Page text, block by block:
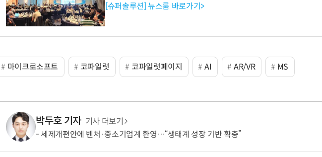
[슈퍼솔루션] 뉴스룸 바로가기>
마이크로소프트 코파일럿 코파일럿페이지 AI AR/VR MS
박두호 기자 기사 더보기
세제개편안에 벤처·중소기업계 환영…“생태계 성장 기반 확충”